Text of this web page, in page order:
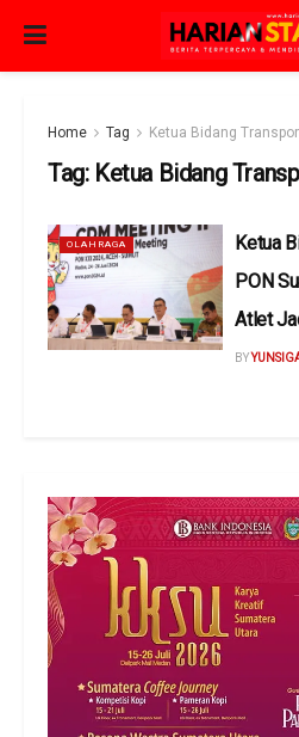
Home Tag Ketua Bidang
Tag: Ketua Bidang
OLAHRAGA
Ketua
PON
Atlet
BY